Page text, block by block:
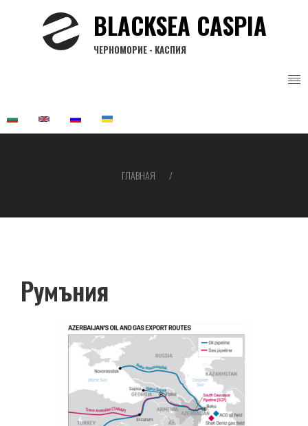
BLACKSEA CASPIA
ЧЕРНОМОРИЕ - КАСПИЯ
навигации
ГЛАВНАЯ
Румъния